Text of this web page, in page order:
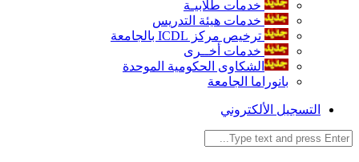
خدمات طلابيـة
خدمات هيئة التدريس
ترخيص مركز ICDL بالجامعة
خدمات أخــرى
الشكاوى الحكومية الموحدة
بانوراما الجامعة
التسجيل الألكتروني